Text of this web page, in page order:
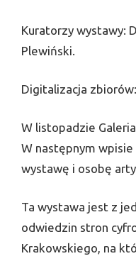
Kuratorzy wystawy:
Plewiński.
Digitalizacja
W listopadzie
W następnym
wystawę i osobę
Ta wystawa jest z
odwiedzin stron
Krakowskiego, na